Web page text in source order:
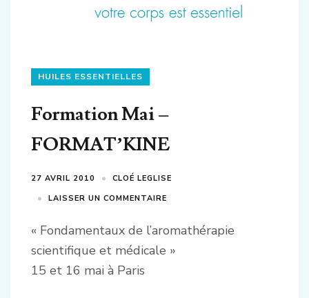
HUILES ESSENTIELLES
Formation Mai –
FORMAT’KINE
27 AVRIL 2010
CLOÉ LEGLISE
LAISSER UN COMMENTAIRE
« Fondamentaux de l’aromathérapie
scientifique et médicale »
15 et 16 mai à Paris